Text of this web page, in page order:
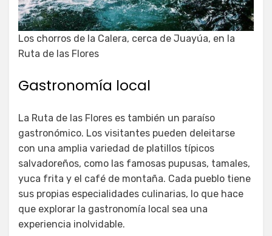
Los chorros de la Calera, cerca de Juayúa, en la
Ruta de las Flores
Gastronomía local
La Ruta de las Flores es también un paraíso
gastronómico. Los visitantes pueden deleitarse
con una amplia variedad de platillos típicos
salvadoreños, como las famosas pupusas, tamales,
yuca frita y el café de montaña. Cada pueblo tiene
sus propias especialidades culinarias, lo que hace
que explorar la gastronomía local sea una
experiencia inolvidable.